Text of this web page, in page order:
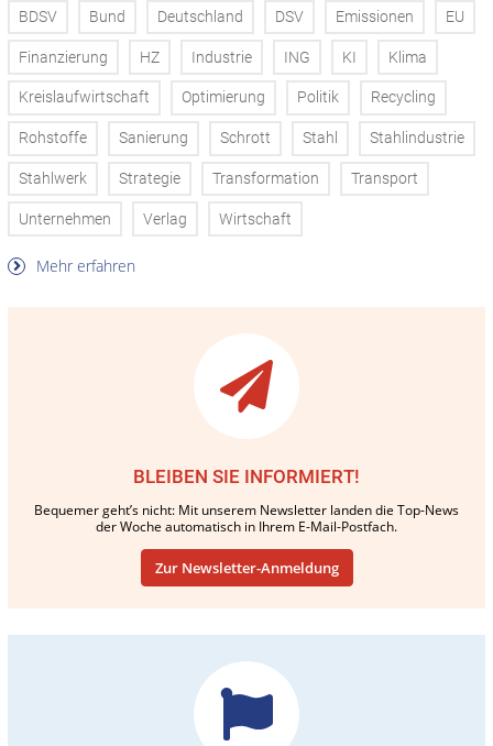
BDSV Bund Deutschland DSV Emissionen EU
Finanzierung HZ Industrie ING KI Klima
Kreislaufwirtschaft Optimierung Politik Recycling
Rohstoffe Sanierung Schrott Stahl Stahlindustrie
Stahlwerk Strategie Transformation Transport
Unternehmen Verlag Wirtschaft
Mehr erfahren
BLEIBEN SIE INFORMIERT!
Bequemer geht’s nicht: Mit unserem Newsletter landen die Top-News
der Woche automatisch in Ihrem E-Mail-Postfach.
Zur Newsletter-Anmeldung